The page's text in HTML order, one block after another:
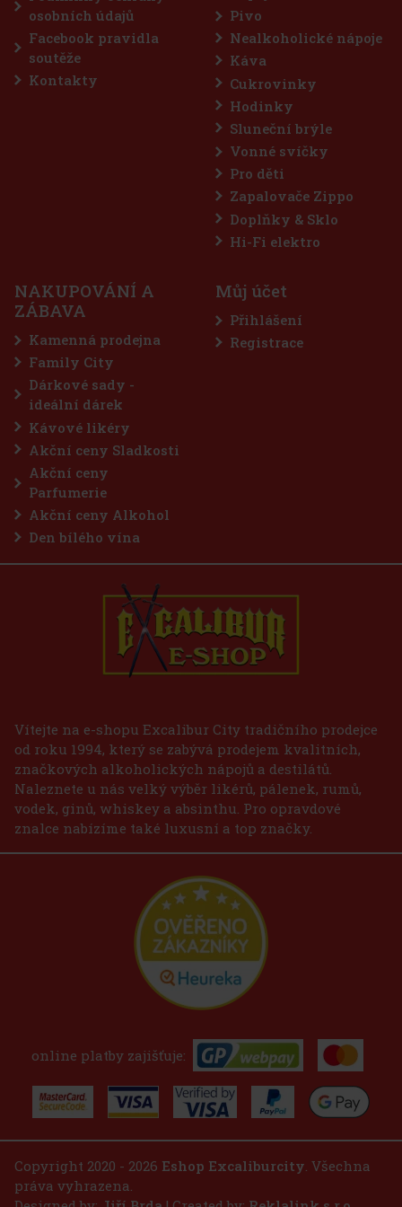
Sleva: 43%
Akce
bezcukrové žvýkačky určené pro
maximálně intenzivní mentolové
chladivých mentolových tónů přináší
dlouhotrvající svěží dech. Praktická dóza
57 Kč
osobních údajů
Facebook pravidla
soutěže
Kontakty
Pivo
Nealkoholické nápoje
Káva
Cukrovinky
Hodinky
Sluneční brýle
Vonné svíčky
Pro děti
Zapalovače Zippo
Doplňky & Sklo
Hi-Fi elektro
NAKUPOVÁNÍ A
ZÁBAVA
Kamenná prodejna
Family City
Dárkové sady -
ideální dárek
Kávové likéry
Akční ceny Sladkosti
Akční ceny
Parfumerie
Akční ceny Alkohol
Den bílého vína
Můj účet
Přihlášení
Registrace
Vítejte na e-shopu Excalibur City tradičního prodejce
od roku 1994, který se zabývá prodejem kvalitních,
značkových alkoholických nápojů a destilátů.
Naleznete u nás velký výběr likérů, pálenek, rumů,
vodek, ginů, whiskey a absinthu. Pro opravdové
znalce nabízíme také luxusní a top značky.
online platby zajišťuje:
Copyright 2020 - 2026 Eshop Excaliburcity . Všechna
práva vyhrazena.